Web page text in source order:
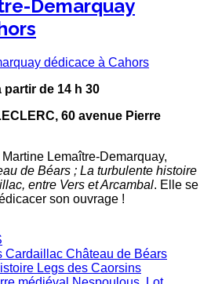
Demarquay
partir de 14 h 30
60 avenue Pierre
Lemaître-Demarquay,
de Béars ; La turbulente histoire
entre Vers et Arcambal. Elle se
son ouvrage !
Cardaillac Château de Béars
Legs des Caorsins